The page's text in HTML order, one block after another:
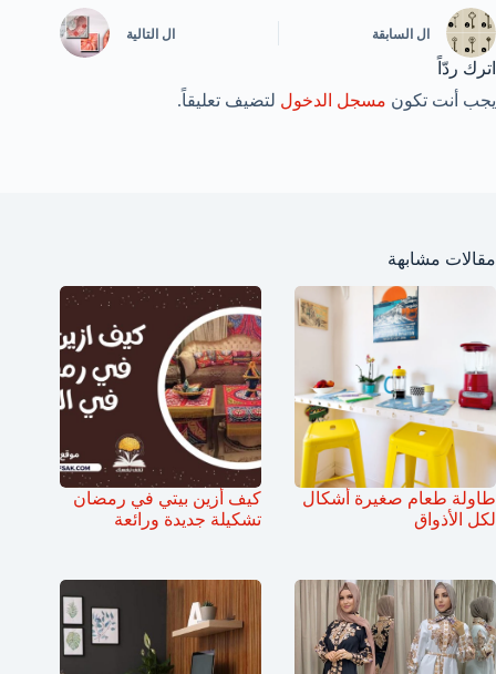
ال السابقة ال التالية
اترك ردّاً
يجب أنت تكون مسجل الدخول لتضيف تعليقاً.
مقالات مشابهة
طاولة طعام صغيرة أشكال
لكل الأذواق
كيف أزين بيتي في رمضان
تشكيلة جديدة ورائعة